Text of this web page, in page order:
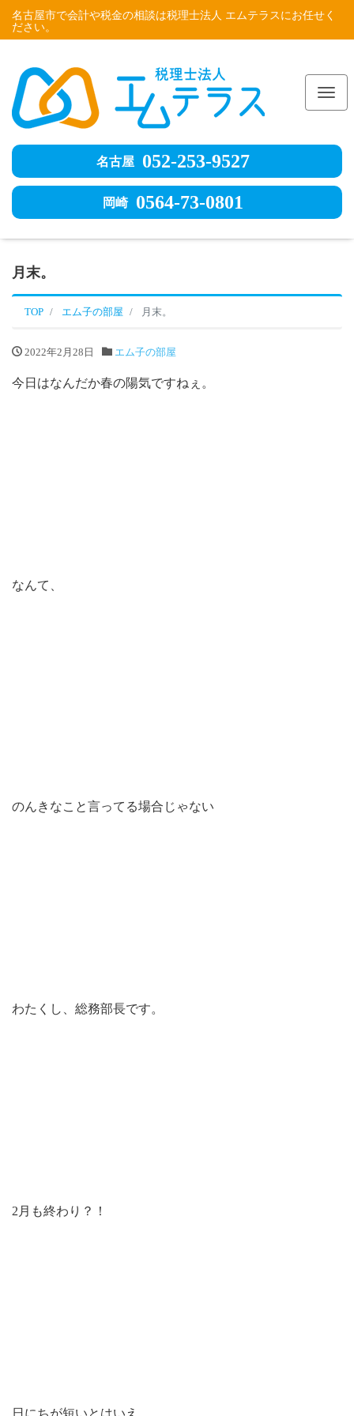
名古屋市で会計や税金の相談は税理士法人 エムテラスにお任せく
ださい。
名古屋 052-253-9527
岡崎 0564-73-0801
月末。
TOP エム子の部屋 月末。
2022年2月28日 エム子の部屋
今日はなんだか春の陽気ですねぇ。
なんて、
のんきなこと言ってる場合じゃない
わたくし、総務部長です。
2月も終わり？！
日にちが短いとはいえ